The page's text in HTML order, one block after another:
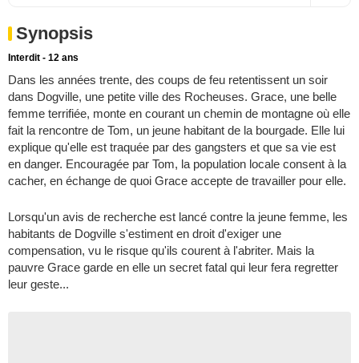
Synopsis
Interdit - 12 ans
Dans les années trente, des coups de feu retentissent un soir
dans Dogville, une petite ville des Rocheuses. Grace, une belle
femme terrifiée, monte en courant un chemin de montagne où elle
fait la rencontre de Tom, un jeune habitant de la bourgade. Elle lui
explique qu'elle est traquée par des gangsters et que sa vie est
en danger. Encouragée par Tom, la population locale consent à la
cacher, en échange de quoi Grace accepte de travailler pour elle.
Lorsqu'un avis de recherche est lancé contre la jeune femme, les
habitants de Dogville s'estiment en droit d'exiger une
compensation, vu le risque qu'ils courent à l'abriter. Mais la
pauvre Grace garde en elle un secret fatal qui leur fera regretter
leur geste...